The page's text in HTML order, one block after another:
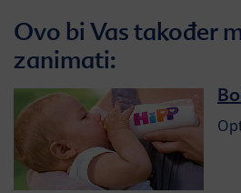
Ovo bi Vas također
zanimati: